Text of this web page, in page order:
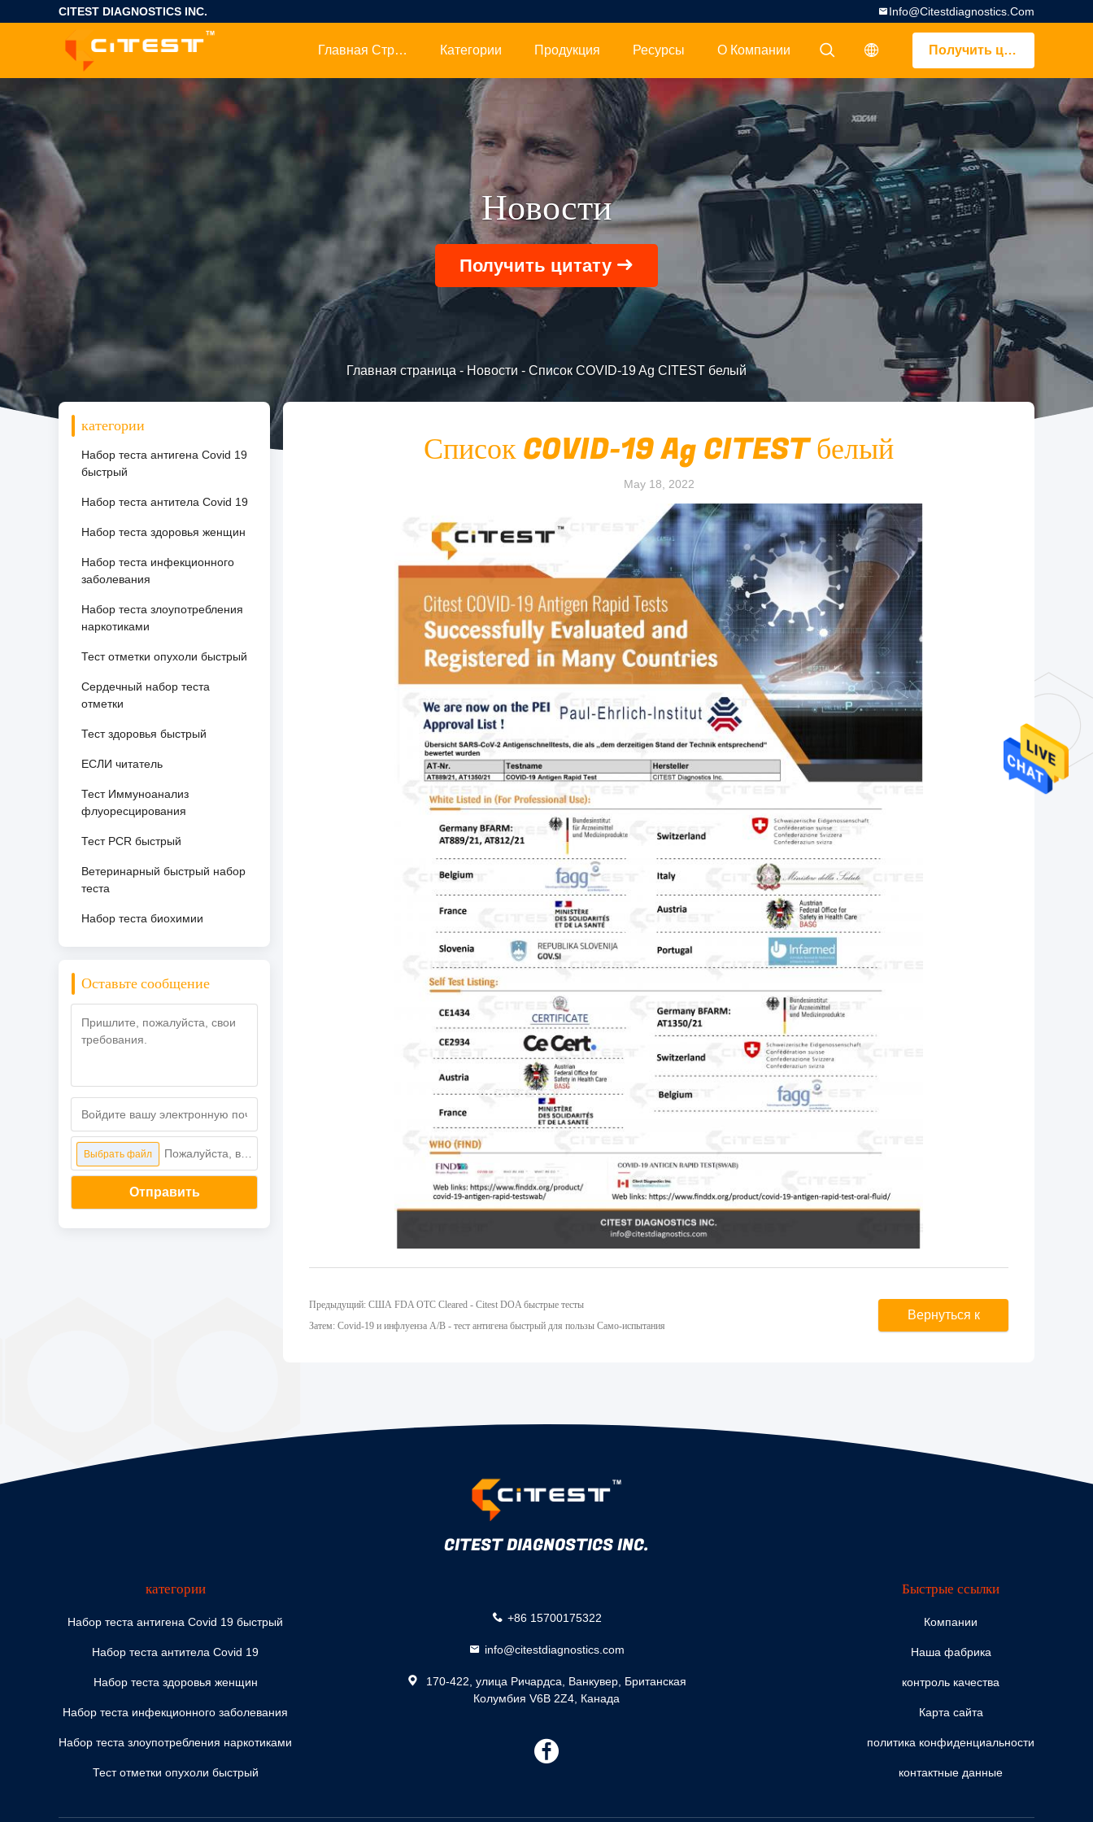
CITEST DIAGNOSTICS INC. Info@citestdiagnostics.com
Получить цитату
描述
描述
Главная Страница Категории Продукция Ресурсы О Компании
Новости
Получить цитату
Главная страница - Новости - Список COVID-19 Ag CITEST белый
категории
Набор теста антигена Covid 19
быстрый
Набор теста антитела Covid 19
Набор теста здоровья женщин
Набор теста инфекционного
заболевания
Набор теста злоупотребления
наркотиками
Тест отметки опухоли быстрый
Сердечный набор теста
отметки
Тест здоровья быстрый
ЕСЛИ читатель
Тест Иммуноанализ
флуоресцирования
Тест PCR быстрый
Ветеринарный быстрый набор
теста
Набор теста биохимии
Оставьте сообщение
Выбрать файл
Отправить
Список COVID-19 Ag CITEST белый
May 18, 2022
Предыдущий: США FDA OTC Cleared - Citest DOA быстрые тесты
Затем: Covid-19 и инфлуенза A/B - тест антигена быстрый для пользы Само-испытания
Вернуться к
CITEST DIAGNOSTICS INC.
категории
Набор теста антигена Covid 19 быстрый
Набор теста антитела Covid 19
Набор теста здоровья женщин
Набор теста инфекционного заболевания
Набор теста злоупотребления наркотиками
Тест отметки опухоли быстрый
+86 15700175322
info@citestdiagnostics.com
170-422, улица Ричардса, Ванкувер, Британская
Колумбия V6B 2Z4, Канада
Быстрые ссылки
Компании
Наша фабрика
контроль качества
Карта сайта
политика конфиденциальности
контактные данные